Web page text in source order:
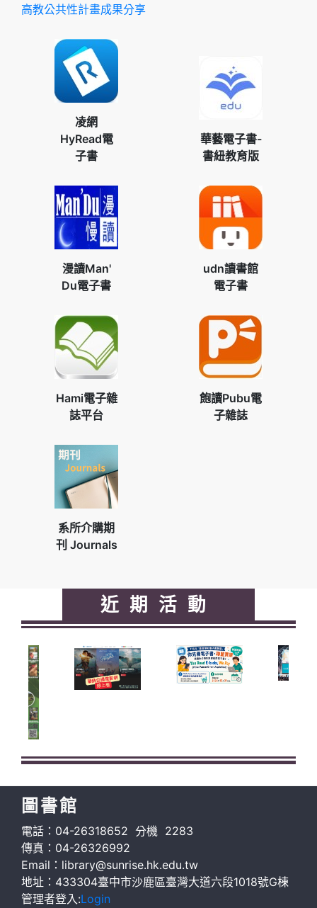
高教公共性計畫成果分享
凌網
HyRead電
子書
華藝電子書-
書紐教育版
漫讀Man'
Du電子書
udn讀書館
電子書
Hami電子雜
誌平台
飽讀Pubu電
子雜誌
系所介購期
刊 Journals
近期活動
圖書館
電話：04-26318652 分機 2283
傳真：04-26326992
Email：library@sunrise.hk.edu.tw
地址：433304臺中市沙鹿區臺灣大道六段1018號G棟
管理者登入:Login